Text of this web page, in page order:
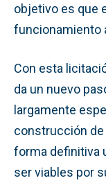
objetivo es que
funcionamiento
Con esta
da un nuevo
largamente
construcción
forma definitiva
ser viables por